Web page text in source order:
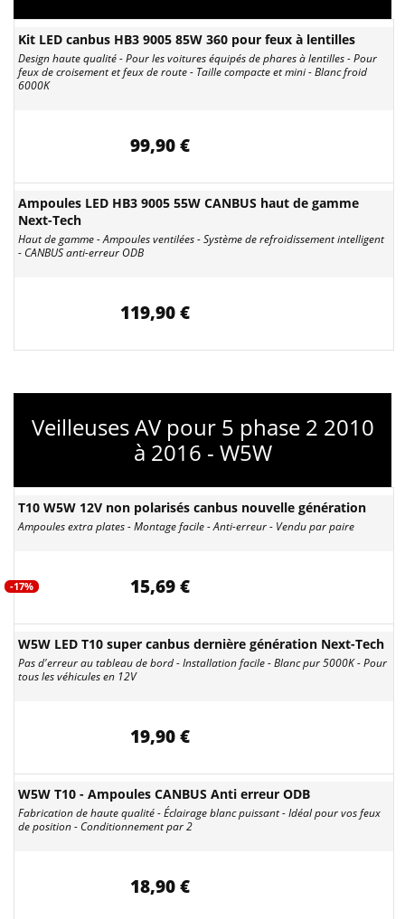
Kit LED canbus HB3 9005 85W 360 pour feux à lentilles
Design haute qualité - Pour les voitures équipés de phares à lentilles - Pour
feux de croisement et feux de route - Taille compacte et mini - Blanc froid
6000K
99,90 €
Ampoules LED HB3 9005 55W CANBUS haut de gamme
Next-Tech
Haut de gamme - Ampoules ventilées - Système de refroidissement intelligent
- CANBUS anti-erreur ODB
119,90 €
Veilleuses AV pour 5 phase 2 2010
à 2016 - W5W
T10 W5W 12V non polarisés canbus nouvelle génération
Ampoules extra plates - Montage facile - Anti-erreur - Vendu par paire
-17% 15,69 €
W5W LED T10 super canbus dernière génération Next-Tech
Pas d'erreur au tableau de bord - Installation facile - Blanc pur 5000K - Pour
tous les véhicules en 12V
19,90 €
W5W T10 - Ampoules CANBUS Anti erreur ODB
Fabrication de haute qualité - Éclairage blanc puissant - Idéal pour vos feux
de position - Conditionnement par 2
18,90 €